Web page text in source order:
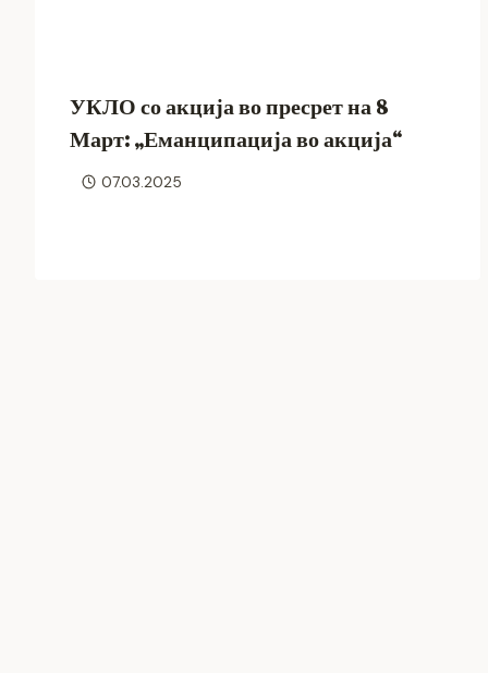
УКЛО со акција во пресрет на 8
Март: „Еманципација во акција“
07.03.2025